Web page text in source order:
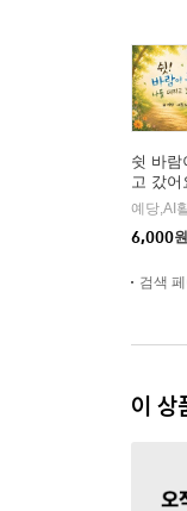
쉿 바람
고 갔어
예당,AI
6,000원
검색
이 상